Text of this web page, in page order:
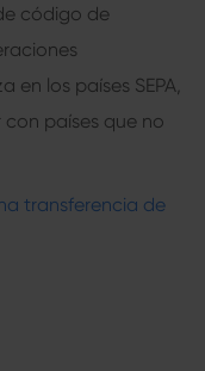
código de
en los países SEPA,
países que no
transferencia de